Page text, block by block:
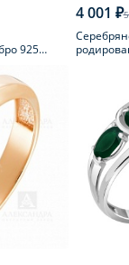
925
4 001 ₽